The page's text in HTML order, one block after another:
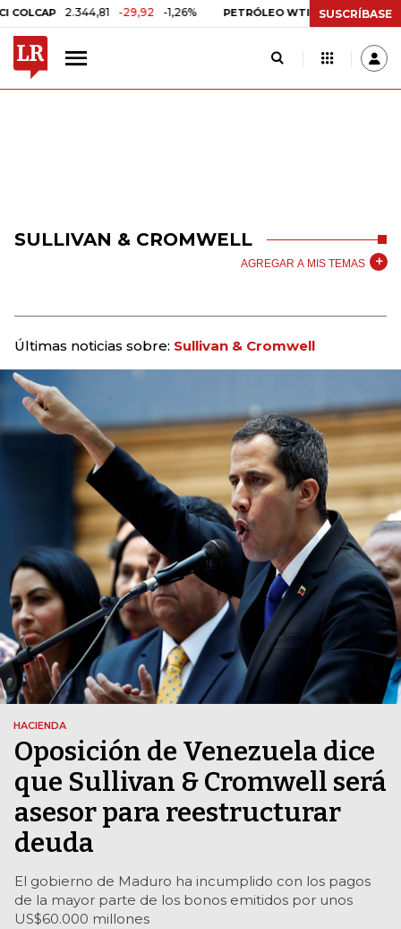
2.344,81 -29,92 -1,26% PETRÓLEO WTI US$ 75,09 -US$
SUSCRÍBASE
SULLIVAN & CROMWELL
AGREGAR A MIS TEMAS
Últimas noticias sobre: Sullivan & Cromwell
HACIENDA
Oposición de Venezuela dice
que Sullivan & Cromwell será
asesor para reestructurar
deuda
El gobierno de Maduro ha incumplido con los pagos
de la mayor parte de los bonos emitidos por unos
US$60.000 millones